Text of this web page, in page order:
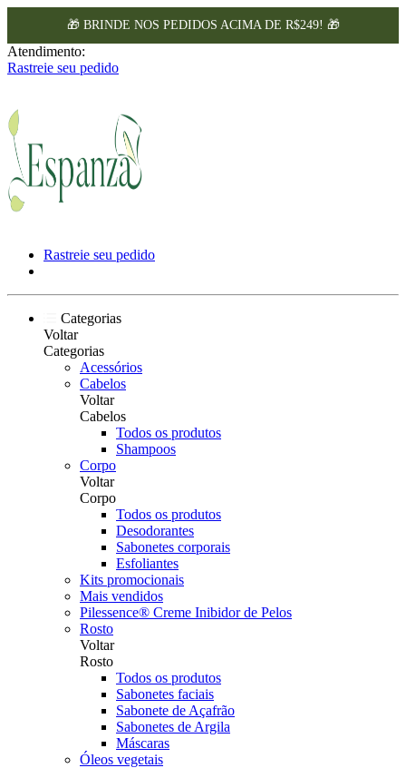
Atendimento:
Rastreie seu pedido
Rastreie seu pedido
Categorias
Voltar
Categorias
Acessórios
Cabelos
Voltar
Cabelos
Todos os produtos
Shampoos
Corpo
Voltar
Corpo
Todos os produtos
Desodorantes
Sabonetes corporais
Esfoliantes
Kits promocionais
Mais vendidos
Pilessence® Creme Inibidor de Pelos
Rosto
Voltar
Rosto
Todos os produtos
Sabonetes faciais
Sabonete de Açafrão
Sabonetes de Argila
Máscaras
Óleos vegetais